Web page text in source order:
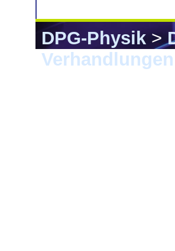
DPG-Physik>
Verhandlungen